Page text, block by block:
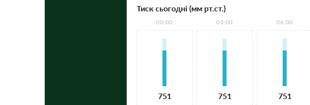
Тиск сьогодні (мм рт.ст.)
00:00
751
03:00
751
06:00
751